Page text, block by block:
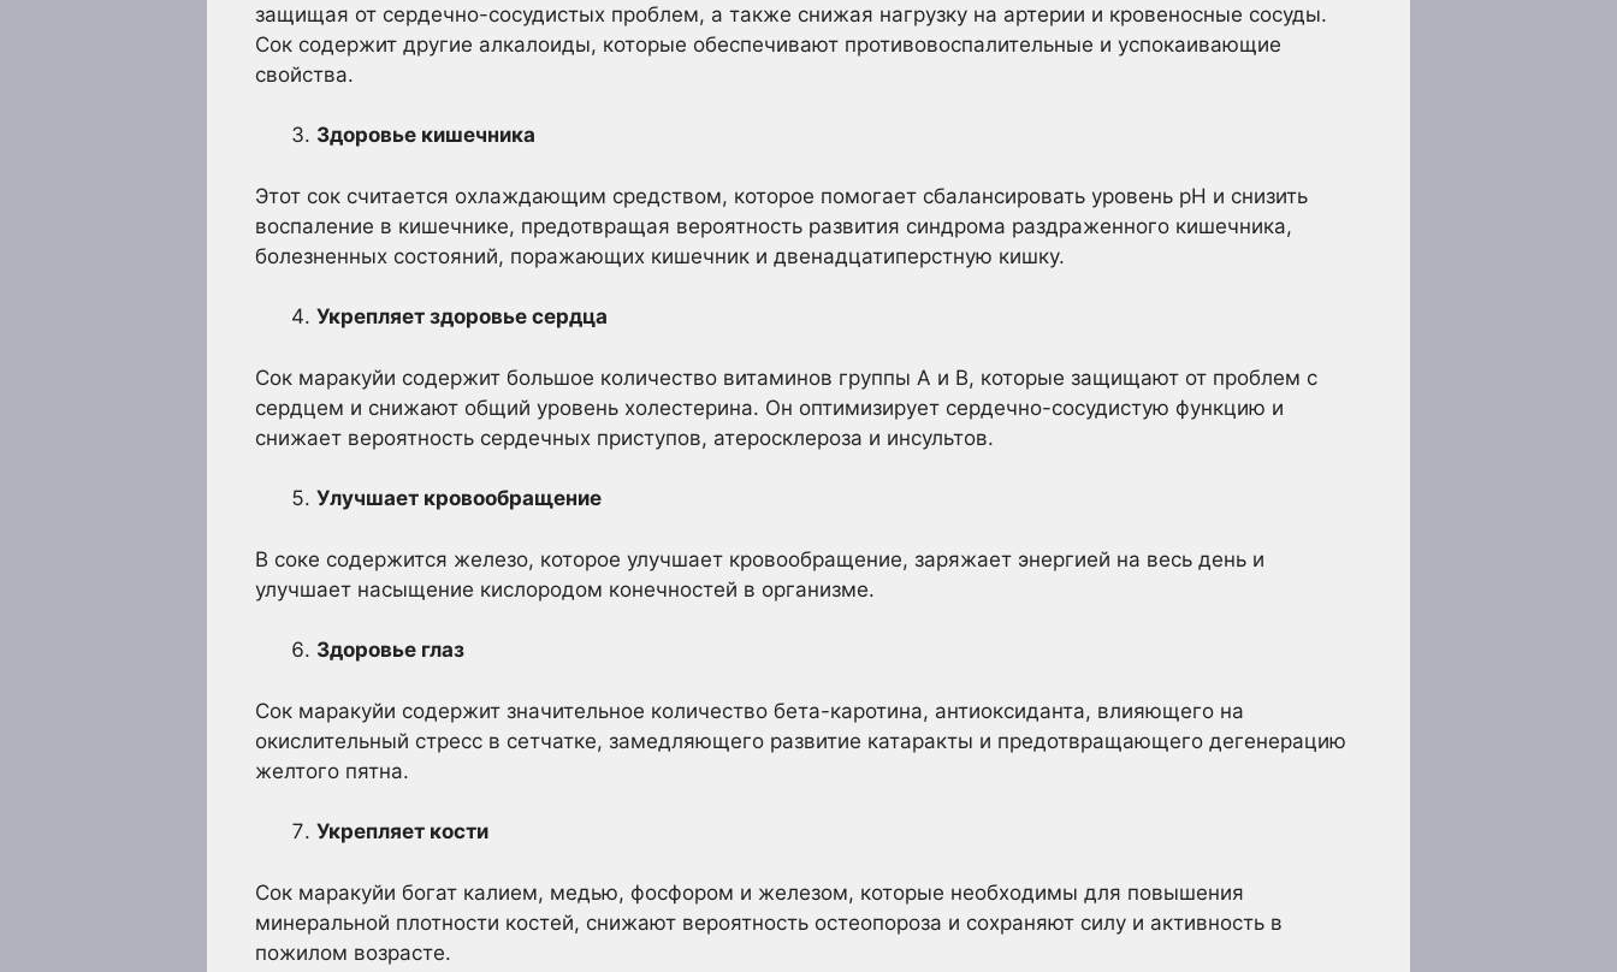
защищая от сердечно-сосудистых проблем, а также снижая нагрузку на артерии и кровеносные сосуды.
Сок содержит другие алкалоиды, которые обеспечивают противовоспалительные и успокаивающие
свойства.
Здоровье кишечника
Этот сок считается охлаждающим средством, которое помогает сбалансировать уровень рН и снизить
воспаление в кишечнике, предотвращая вероятность развития синдрома раздраженного кишечника,
болезненных состояний, поражающих кишечник и двенадцатиперстную кишку.
Укрепляет здоровье сердца
Сок маракуйи содержит большое количество витаминов группы А и В, которые защищают от проблем с
сердцем и снижают общий уровень холестерина. Он оптимизирует сердечно-сосудистую функцию и
снижает вероятность сердечных приступов, атеросклероза и инсультов.
Улучшает кровообращение
В соке содержится железо, которое улучшает кровообращение, заряжает энергией на весь день и
улучшает насыщение кислородом конечностей в организме.
Здоровье глаз
Сок маракуйи содержит значительное количество бета-каротина, антиоксиданта, влияющего на
окислительный стресс в сетчатке, замедляющего развитие катаракты и предотвращающего дегенерацию
желтого пятна.
Укрепляет кости
Сок маракуйи богат калием, медью, фосфором и железом, которые необходимы для повышения
минеральной плотности костей, снижают вероятность остеопороза и сохраняют силу и активность в
пожилом возрасте.